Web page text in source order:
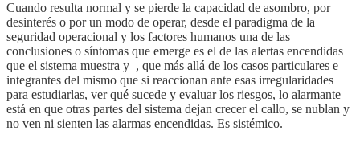
Cuando resulta normal y se pierde la capacidad de asombro, por
desinterés o por un modo de operar, desde el paradigma de la
seguridad operacional y los factores humanos una de las
conclusiones o síntomas que emerge es el de las alertas encendidas
que el sistema muestra y , que más allá de los casos particulares e
integrantes del mismo que si reaccionan ante esas irregularidades
para estudiarlas, ver qué sucede y evaluar los riesgos, lo alarmante
está en que otras partes del sistema dejan crecer el callo, se nublan y
no ven ni sienten las alarmas encendidas. Es sistémico.